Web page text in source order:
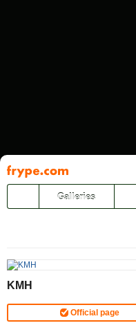
Pāriet
uz
saturu
Galleries
KMH
Official page